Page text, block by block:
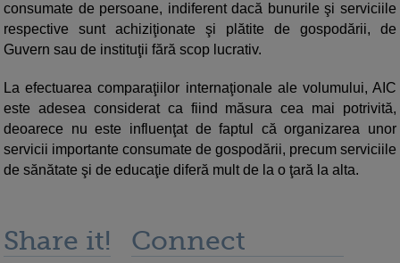
consumate de persoane, indiferent dacă bunurile şi serviciile
respective sunt achiziţionate şi plătite de gospodării, de
Guvern sau de instituţii fără scop lucrativ.
La efectuarea comparaţiilor internaţionale ale volumului, AIC
este adesea considerat ca fiind măsura cea mai potrivită,
deoarece nu este influenţat de faptul că organizarea unor
servicii importante consumate de gospodării, precum serviciile
de sănătate şi de educaţie diferă mult de la o ţară la alta.
Share it! Connect